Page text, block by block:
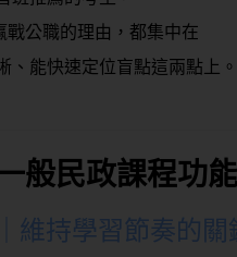
戰公職的理由，都集中在
、能快速定位盲點這兩點上。
般民政課程功
維持學習節奏的關